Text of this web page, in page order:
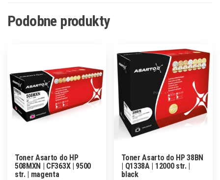
Podobne produkty
Toner Asarto do HP
508MXN | CF363X | 9500
str. | magenta
Toner Asarto do HP 38BN
| Q1338A | 12000 str. |
black